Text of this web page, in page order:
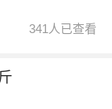
341人已查看